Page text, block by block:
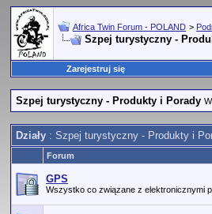
Africa Twin Forum - POLAND >
Szpej turystyczny -
Zarejestruj się
Szpej turystyczny - Produkty i Porady
Działy : Szpej turystyczny - Produkty i
Forum
GPS
Wszystko co związane z elektronicznymi